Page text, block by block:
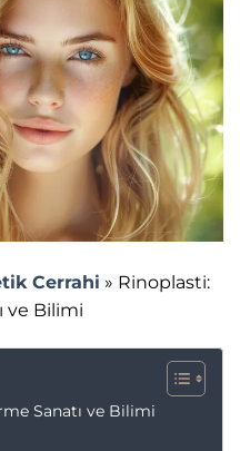
Cerrahi » Rinoplasti:
ve Bilimi
Sanatı ve Bilimi